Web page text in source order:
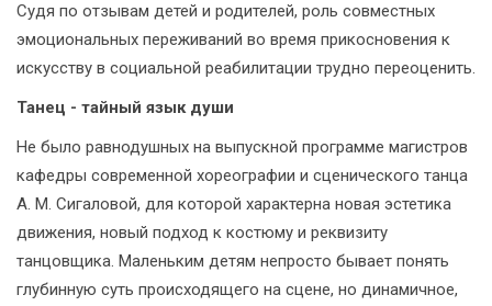
Судя по отзывам детей и родителей, роль совместных
эмоциональных переживаний во время прикосновения к
искусству в социальной реабилитации трудно переоценить.
Танец - тайный язык души
Не было равнодушных на выпускной программе магистров
кафедры современной хореографии и сценического танца
А. М. Сигаловой, для которой характерна новая эстетика
движения, новый подход к костюму и реквизиту
танцовщика. Маленьким детям непросто бывает понять
глубинную суть происходящего на сцене, но динамичное,